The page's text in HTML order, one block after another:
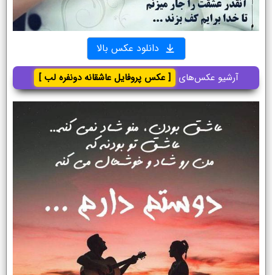
دانلود عکس بالا
آرشیو عکس‌های [ عکس پروفایل عاشقانه دونفره لب ]